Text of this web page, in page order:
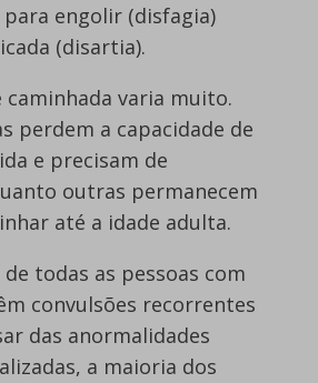
para engolir (disfagia)
(disartia).
caminhada varia muito.
perdem a capacidade de
e precisam de
outras permanecem
até a idade adulta.
todas as pessoas com
convulsões recorrentes
das anormalidades
a maioria dos